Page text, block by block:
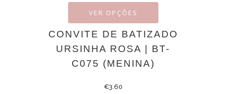
VER OPÇÕES
CONVITE DE BATIZADO
URSINHA ROSA | BT-
C075 (MENINA)
€3.60